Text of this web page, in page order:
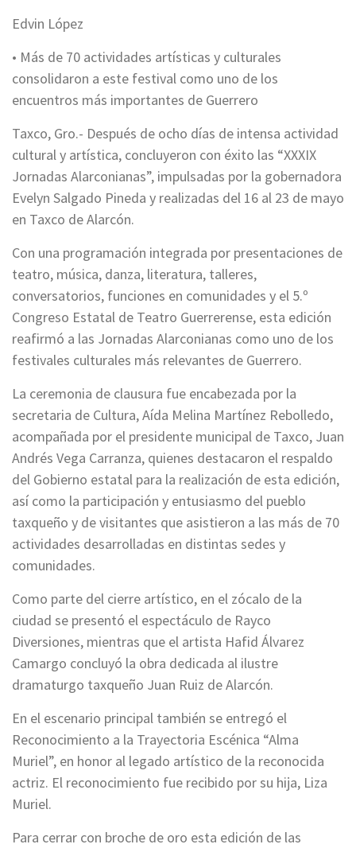
Edvin López
• Más de 70 actividades artísticas y culturales
consolidaron a este festival como uno de los
encuentros más importantes de Guerrero
Taxco, Gro.- Después de ocho días de intensa actividad
cultural y artística, concluyeron con éxito las “XXXIX
Jornadas Alarconianas”, impulsadas por la gobernadora
Evelyn Salgado Pineda y realizadas del 16 al 23 de mayo
en Taxco de Alarcón.
Con una programación integrada por presentaciones de
teatro, música, danza, literatura, talleres,
conversatorios, funciones en comunidades y el 5.º
Congreso Estatal de Teatro Guerrerense, esta edición
reafirmó a las Jornadas Alarconianas como uno de los
festivales culturales más relevantes de Guerrero.
La ceremonia de clausura fue encabezada por la
secretaria de Cultura, Aída Melina Martínez Rebolledo,
acompañada por el presidente municipal de Taxco, Juan
Andrés Vega Carranza, quienes destacaron el respaldo
del Gobierno estatal para la realización de esta edición,
así como la participación y entusiasmo del pueblo
taxqueño y de visitantes que asistieron a las más de 70
actividades desarrolladas en distintas sedes y
comunidades.
Como parte del cierre artístico, en el zócalo de la
ciudad se presentó el espectáculo de Rayco
Diversiones, mientras que el artista Hafid Álvarez
Camargo concluyó la obra dedicada al ilustre
dramaturgo taxqueño Juan Ruiz de Alarcón.
En el escenario principal también se entregó el
Reconocimiento a la Trayectoria Escénica “Alma
Muriel”, en honor al legado artístico de la reconocida
actriz. El reconocimiento fue recibido por su hija, Liza
Muriel.
Para cerrar con broche de oro esta edición de las